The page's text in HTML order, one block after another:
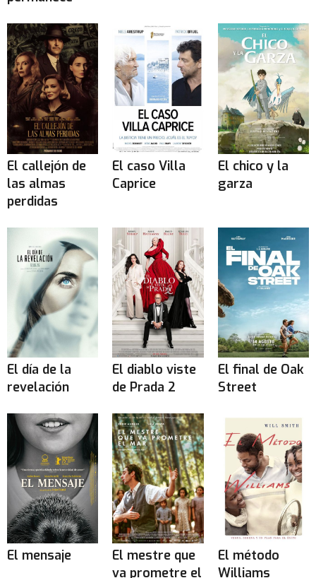
El callejón de
las almas
perdidas
El caso Villa
Caprice
El chico y la
garza
El día de la
revelación
El diablo viste
de Prada 2
El final de Oak
Street
El mensaje
El mestre que
va prometre el
El método
Williams